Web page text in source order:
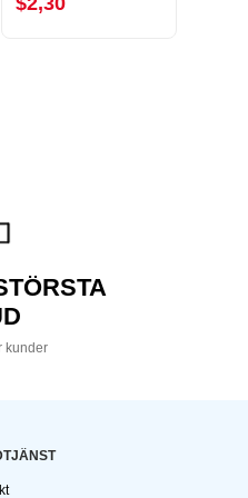
kunder